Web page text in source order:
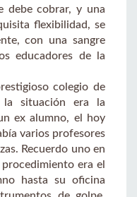
debe cobrar, y una
flexibilidad, se
con una sangre
educadores de la
colegio de
situación era la
ex alumno, el hoy
varios profesores
Recuerdo uno en
era el
hasta su oficina